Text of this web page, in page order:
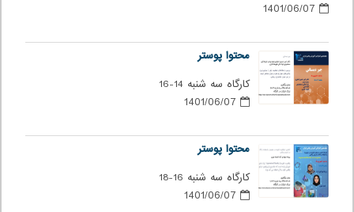
محتوا پوستر
کارگاه سه شنبه 14-16
محتوا پوستر
کارگاه سه شنبه 16-18